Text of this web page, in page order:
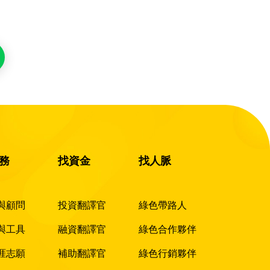
顧問
工具
志願
找資金
投資翻譯官
融資翻譯官
補助翻譯官
找人脈
綠色帶路人
綠色合作夥伴
綠色行銷夥伴